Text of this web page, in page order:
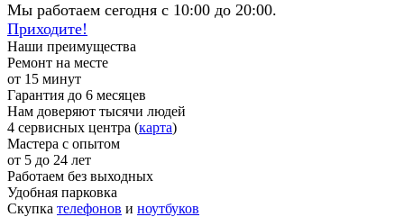
Мы работаем сегодня с 10:00 до 20:00.
Приходите!
Наши преимущества
Ремонт на месте
от 15 минут
Гарантия до 6 месяцев
Нам доверяют тысячи людей
4 сервисных центра (карта)
Мастера с опытом
от 5 до 24 лет
Работаем без выходных
Удобная парковка
Скупка телефонов и ноутбуков